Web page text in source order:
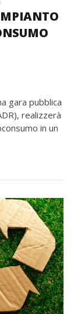
gara pubblica
realizzerà
in un